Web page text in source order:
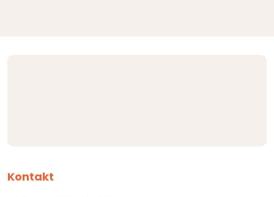
Kontakt